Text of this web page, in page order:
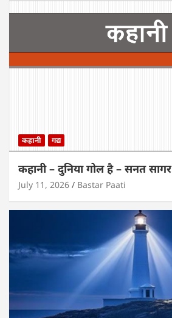
कहानी गद्य
कहानी – दुनिया गोल है – सनत सागर
July 11, 2026 Bastar Paati